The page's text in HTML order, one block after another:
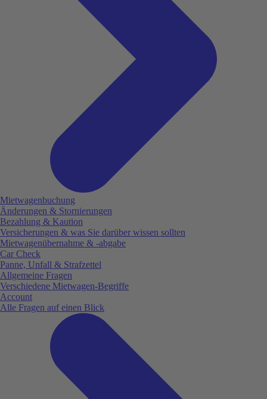
Mietwagenbuchung
Änderungen & Stornierungen
Bezahlung & Kaution
Versicherungen & was Sie darüber wissen sollten
Mietwagenübernahme & -abgabe
Car Check
Panne, Unfall & Strafzettel
Allgemeine Fragen
Verschiedene Mietwagen-Begriffe
Account
Alle Fragen auf einen Blick